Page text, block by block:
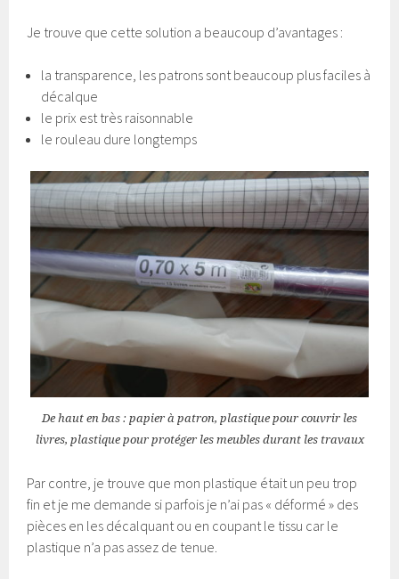
Je trouve que cette solution a beaucoup d’avantages :
la transparence, les patrons sont beaucoup plus faciles à
décalque
le prix est très raisonnable
le rouleau dure longtemps
De haut en bas : papier à patron, plastique pour couvrir les
livres, plastique pour protéger les meubles durant les travaux
Par contre, je trouve que mon plastique était un peu trop
fin et je me demande si parfois je n’ai pas « déformé » des
pièces en les décalquant ou en coupant le tissu car le
plastique n’a pas assez de tenue.